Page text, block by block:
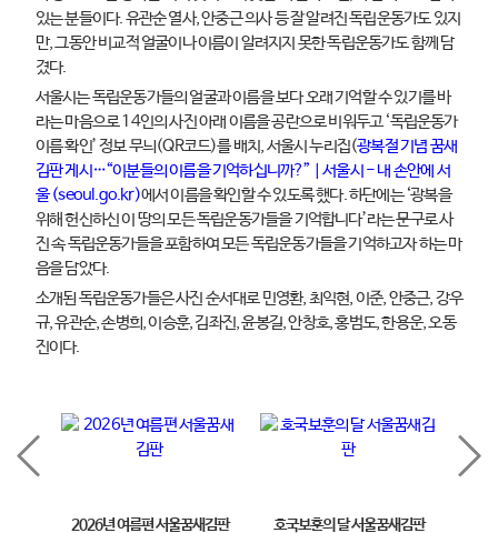
있는 분들이다. 유관순 열사, 안중근 의사 등 잘 알려진 독립운동가도 있지
만, 그동안 비교적 얼굴이나 이름이 알려지지 못한 독립운동가도 함께 담
겼다.
서울시는 독립운동가들의 얼굴과 이름을 보다 오래 기억할 수 있기를 바
라는 마음으로 14인의 사진 아래 이름을 공란으로 비워두고 ‘독립운동가
이름 확인’ 정보 무늬(QR코드)를 배치, 서울시 누리집(광복절 기념 꿈새
김판 게시…“이분들의 이름을 기억하십니까?” | 서울시 - 내 손안에 서
울 (seoul.go.kr)에서 이름을 확인할 수 있도록 했다. 하단에는 ‘광복을
위해 헌신하신 이 땅의 모든 독립운동가들을 기억합니다’라는 문구로 사
진 속 독립운동가들을 포함하여 모든 독립운동가들을 기억하고자 하는 마
음을 담았다.
소개된 독립운동가들은 사진 순서대로 민영환, 최익현, 이준, 안중근, 강우
규, 유관순, 손병희, 이승훈, 김좌진, 윤봉길, 안창호, 홍범도, 한용운, 오동
진이다.
2026년 여름편 서울꿈새김판 호국보훈의 달 서울꿈새김판